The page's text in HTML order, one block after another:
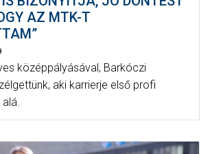
AZ MTK-T
középpályásával, Barkóczi
aki karrierje első profi